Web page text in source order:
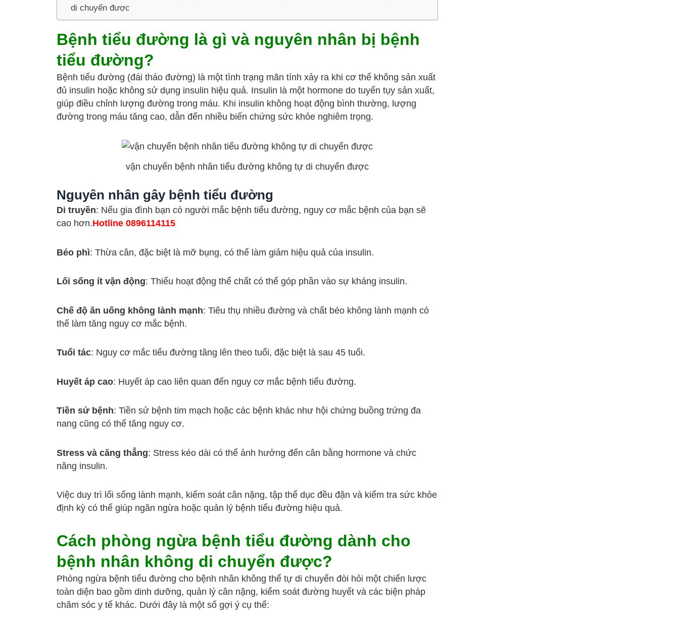
di chuyển được
Bệnh tiểu đường là gì và nguyên nhân bị bệnh
tiểu đường?
Bệnh tiểu đường (đái tháo đường) là một tình trạng mãn tính xảy ra khi cơ thể không sản xuất
đủ insulin hoặc không sử dụng insulin hiệu quả. Insulin là một hormone do tuyến tụy sản xuất,
giúp điều chỉnh lượng đường trong máu. Khi insulin không hoạt động bình thường, lượng
đường trong máu tăng cao, dẫn đến nhiều biến chứng sức khỏe nghiêm trọng.
vận chuyển bệnh nhân tiểu đường không tự di chuyển được
Nguyên nhân gây bệnh tiểu đường
Di truyền: Nếu gia đình bạn có người mắc bệnh tiểu đường, nguy cơ mắc bệnh của bạn sẽ
cao hơn.Hotline 0896114115
Béo phì: Thừa cân, đặc biệt là mỡ bụng, có thể làm giảm hiệu quả của insulin.
Lối sống ít vận động: Thiếu hoạt động thể chất có thể góp phần vào sự kháng insulin.
Chế độ ăn uống không lành mạnh: Tiêu thụ nhiều đường và chất béo không lành mạnh có
thể làm tăng nguy cơ mắc bệnh.
Tuổi tác: Nguy cơ mắc tiểu đường tăng lên theo tuổi, đặc biệt là sau 45 tuổi.
Huyết áp cao: Huyết áp cao liên quan đến nguy cơ mắc bệnh tiểu đường.
Tiền sử bệnh: Tiền sử bệnh tim mạch hoặc các bệnh khác như hội chứng buồng trứng đa
nang cũng có thể tăng nguy cơ.
Stress và căng thẳng: Stress kéo dài có thể ảnh hưởng đến cân bằng hormone và chức
năng insulin.
Việc duy trì lối sống lành mạnh, kiểm soát cân nặng, tập thể dục đều đặn và kiểm tra sức khỏe
định kỳ có thể giúp ngăn ngừa hoặc quản lý bệnh tiểu đường hiệu quả.
Cách phòng ngừa bệnh tiểu đường dành cho
bệnh nhân không di chuyển được?
Phòng ngừa bệnh tiểu đường cho bệnh nhân không thể tự di chuyển đòi hỏi một chiến lược
toàn diện bao gồm dinh dưỡng, quản lý cân nặng, kiểm soát đường huyết và các biện pháp
chăm sóc y tế khác. Dưới đây là một số gợi ý cụ thể: